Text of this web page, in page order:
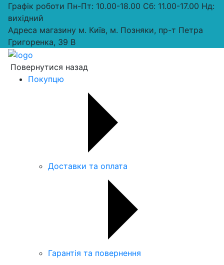
Графік роботи Пн-Пт: 10.00-18.00 Сб: 11.00-17.00 Нд:
вихiдний
Адреса магазину м. Київ, м. Позняки, пр-т Петра
Григоренка, 39 В
Повернутися назад
Покупцю
Доставки та оплата
Гарантія та повернення